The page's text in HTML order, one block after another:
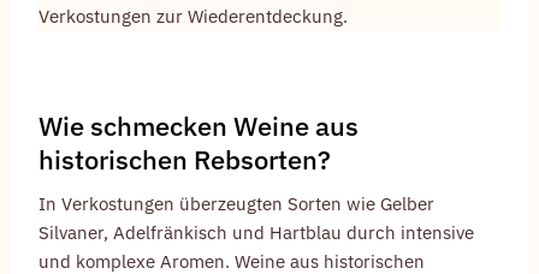
Verkostungen zur Wiederentdeckung.
Wie schmecken Weine aus
historischen Rebsorten?
In Verkostungen überzeugten Sorten wie Gelber
Silvaner, Adelfränkisch und Hartblau durch intensive
und komplexe Aromen. Weine aus historischen